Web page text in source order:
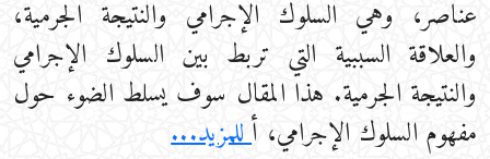
عناصر، وهي السلوك الإجرامي والنتيجة الجرمية،
والعلاقة السببية التي تربط بين السلوك الإجرامي
والنتيجة الجرمية. هذا المقال سوف يسلط الضوء حول
مفهوم السلوك الإجرامي، أللمزيد...